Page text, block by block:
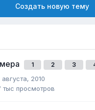
Создать новую тему
1 2 3
августа, 2010
тыс просмотров